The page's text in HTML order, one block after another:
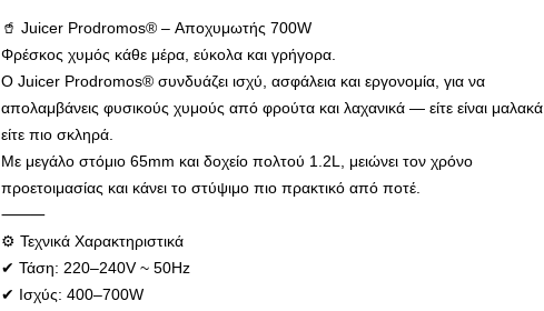
🥤 Juicer Prodromos® – Αποχυμωτής 700W
Φρέσκος χυμός κάθε μέρα, εύκολα και γρήγορα.
Ο Juicer Prodromos® συνδυάζει ισχύ, ασφάλεια και εργονομία, για να
απολαμβάνεις φυσικούς χυμούς από φρούτα και λαχανικά — είτε είναι μαλακά
είτε πιο σκληρά.
Με μεγάλο στόμιο 65mm και δοχείο πολτού 1.2L, μειώνει τον χρόνο
προετοιμασίας και κάνει το στύψιμο πιο πρακτικό από ποτέ.
⸻
⚙ Τεχνικά Χαρακτηριστικά
✔ Τάση: 220–240V ~ 50Hz
✔ Ισχύς: 400–700W